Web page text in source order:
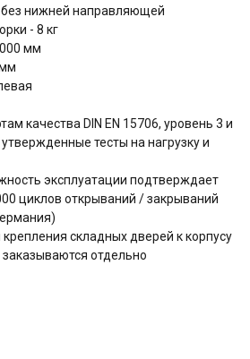
без нижней направляющей
- 8 кг
мм
качества DIN EN 15706, уровень 3 и
тесты на нагрузку и
эксплуатации подтверждает
циклов открываний / закрываний
складных дверей к корпусу
отдельно